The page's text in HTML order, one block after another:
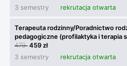
3 semestry
rekrutacja otwarta
Terapeuta rodzinny/Poradnictwo
pedagogiczne (profilaktyka i terapia
479459 zł
3 semestry
rekrutacja otwarta